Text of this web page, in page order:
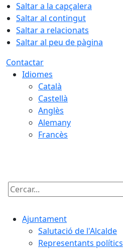
Saltar a la capçalera
Saltar al contingut
Saltar a relacionats
Saltar al peu de pàgina
Contactar
Idiomes
Català
Castellà
Anglès
Alemany
Francès
Cercar:
Ajuntament
Salutació de l'Alcalde
Representants polítics